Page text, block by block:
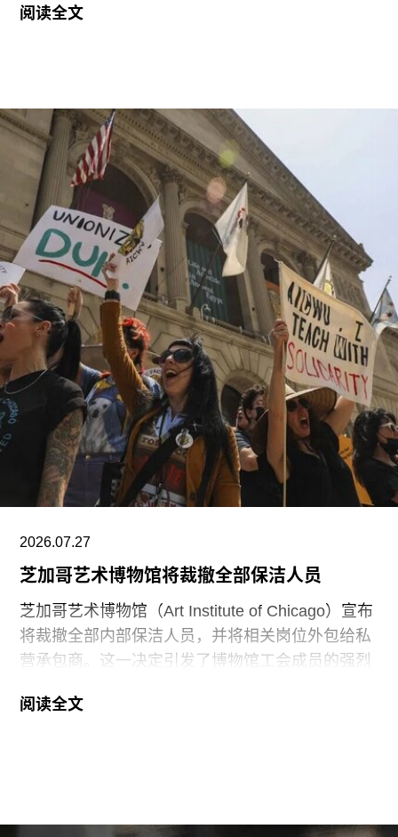
主弗兰克·盖里（Frank Gehry）设计，也是所罗门
阿布扎比古根海姆博物馆占地逾80万平方英尺，将
成为古根海姆体系中规模最大的分馆，内设30个展
厅，室内展览面积约12.5万平方英尺。建筑外观由
十个雕塑般的锥体以非传统方式组合而成，表面覆
以不锈钢网、缟玛瑙和玻璃等材料，高达280英
尺。据《纽约时报》报道，该馆也是古根海姆体系
中造价最高的博物馆，预计总成本超过10亿美元。
博物馆将重点展示1960年代以来的艺术作品，并自
2009年起开始建立馆藏。不同于传统按时间顺序排
列展品的方式，展览将按主题划分为“抽象”、“流行
文化”、“土地”、“语言”和“叙事”等单元。根据新闻
稿，这种设计旨在邀请观众“按照自己的方式”与艺
术互动。
阿布扎比古根海姆博物馆是阿布扎比耗资数十亿美
Cultural District）最新落成的文化机构之一。该文
化区还包括阿布扎比卢浮宫（Louvre Abu
阅读全文
2026.07.27
芝加哥艺术博物馆将裁撤全部保洁人员
芝加哥艺术博物馆（Art Institute of Chicago）宣布
将裁撤全部内部保洁人员，并将相关岗位外包给私
营承包商。这一决定引发了博物馆工会成员的强烈
年。这批员工的最后工作日为8月14日。馆方表
阅读全文